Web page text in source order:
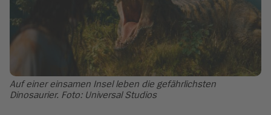
Auf einer einsamen Insel leben die gefährlichsten
Dinosaurier. Foto: Universal Studios